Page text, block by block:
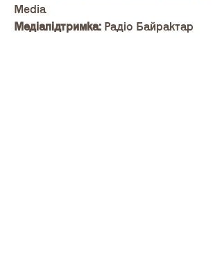
Media
Медіапідтримка: Радіо Байрактар